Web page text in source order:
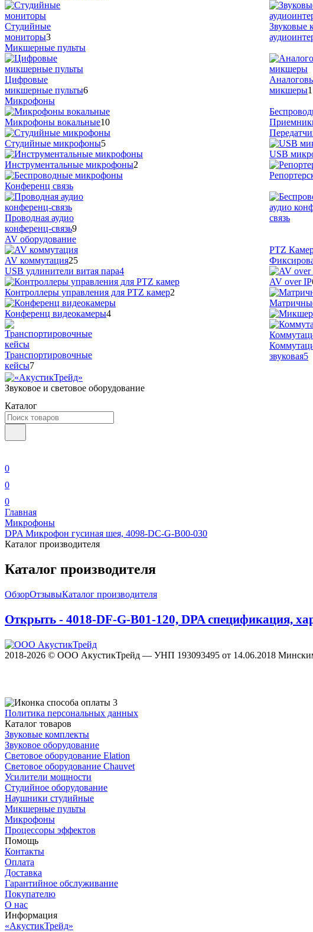
Студийные
мониторы3
Звуковые
Микшерные пульты
Цифровые
микшерные пульты6
микшеры
Микрофоны
Микрофоны вокальные10
Студийные микрофоны5
Инструментальные микрофоны2
USB
Конференц связь
Проводная аудио
конференц-связь9
AV оборудование
AV коммутация25
USB удлинители витая пара4
Контроллеры управления для PTZ камер2
Конференц видеокамеры4
PTZ
AV over IP
Транспортировочные
кейсы7
звуковая5
Звуковое и световое оборудование
Каталог
0
0
0
Главная
Микрофоны
DPA Микрофон гусиная шея, 4098-DC-G-B00-030
Каталог производителя
Каталог производителя
ОбзорОтзывыКаталог производителя
Открыть - 4018-DF-G-B01-120, DPA спецификация,
2018-2026 © ООО АкустикТрейд — УНП 193093495 от 14.06.2018 Минским
Политика персональных данных
Каталог товаров
Звуковые комплекты
Звуковое оборудование
Световое оборудование Elation
Cветовое оборудование Chauvet
Усилители мощности
Студийное оборудование
Наушники студийные
Микшерные пульты
Микрофоны
Процессоры эффектов
Помощь
Контакты
Оплата
Доставка
Гарантийное обслуживание
Покупателю
О нас
Информация
«АкустикТрейд»